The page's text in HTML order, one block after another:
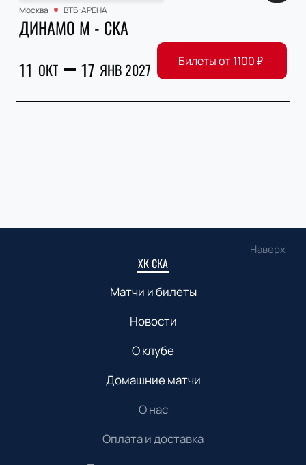
Москва
ВТБ-АРЕНА
ДИНАМО М - СКА
11 ОКТ 17 ЯНВ 2027 Билеты от 1100₽
Наверх
ХК СКА
Матчи и билеты
Новости
О клубе
Домашние матчи
О нас
Оплата и доставка